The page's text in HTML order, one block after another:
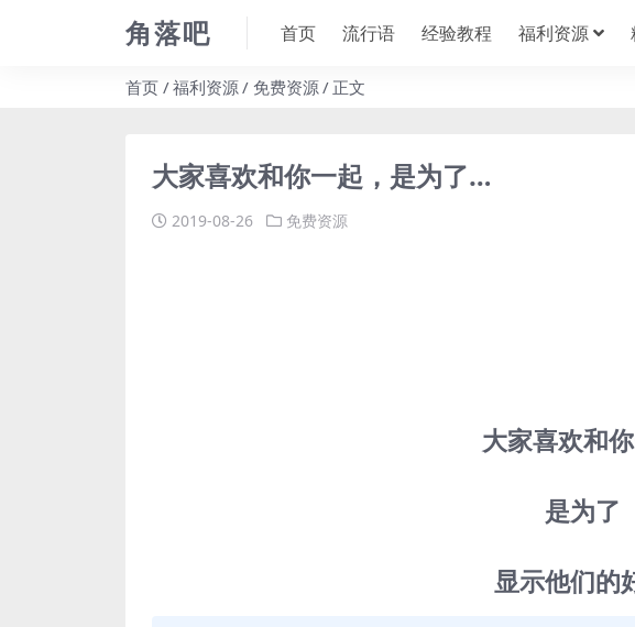
角落吧 首页 流行语 经验教程 福利资源
首页 福利资源 免费资源 正文
大家喜欢和你一起，是为了…
2019-08-26 免费资源
大家喜欢和
是为了
显示他们的